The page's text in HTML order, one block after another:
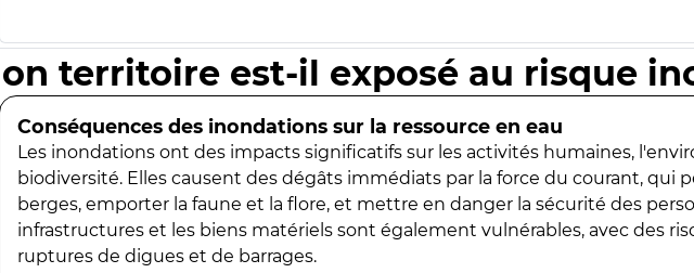
territoire est-il exposé au risque
Conséquences des inondations sur la ressource en eau
Les inondations ont des impacts significatifs sur les activités humaines,
biodiversité. Elles causent des dégâts immédiats par la force du courant, qui
berges, emporter la faune et la flore, et mettre en danger la sécurité des
infrastructures et les biens matériels sont également vulnérables, avec des
ruptures de digues et de barrages.